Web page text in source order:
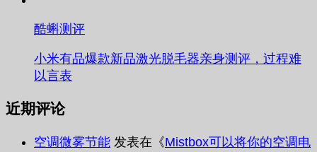
酷蝌测评
小米有品爆款新品激光脱毛器亲身测评，过程难
以言表
近期评论
空调微雾节能 发表在《Mistbox可以将你的空调电